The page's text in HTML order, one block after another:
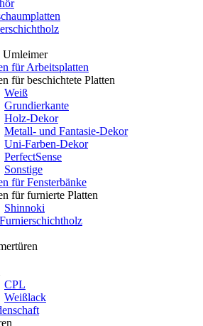
Umleimer
für Arbeitsplatten
für beschichtete Platten
Weiß
Grundierkante
Holz-Dekor
Metall- und Fantasie-Dekor
Uni-Farben-Dekor
PerfectSense
Sonstige
für Fensterbänke
für furnierte Platten
Shinnoki
CPL
Weißlack